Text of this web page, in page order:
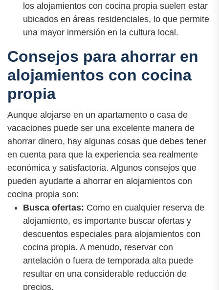
los alojamientos con cocina propia suelen estar
ubicados en áreas residenciales, lo que permite
una mayor inmersión en la cultura local.
Consejos para ahorrar en
alojamientos con cocina
propia
Aunque alojarse en un apartamento o casa de
vacaciones puede ser una excelente manera de
ahorrar dinero, hay algunas cosas que debes tener
en cuenta para que la experiencia sea realmente
económica y satisfactoria. Algunos consejos que
pueden ayudarte a ahorrar en alojamientos con
cocina propia son:
Busca ofertas: Como en cualquier reserva de
alojamiento, es importante buscar ofertas y
descuentos especiales para alojamientos con
cocina propia. A menudo, reservar con
antelación o fuera de temporada alta puede
resultar en una considerable reducción de
precios.